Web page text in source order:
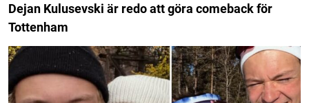
Dejan Kulusevski är redo att göra comeback för
Tottenham